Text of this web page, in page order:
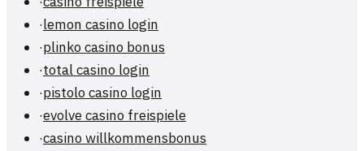
·lemon casino login
·plinko casino bonus
·total casino login
·pistolo casino login
·evolve casino freispiele
·casino willkommensbonus